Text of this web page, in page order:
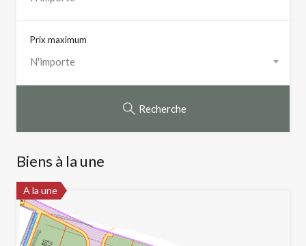
Prix maximum
N'importe
Recherche
Biens à la une
A la une